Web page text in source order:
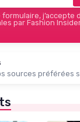
j’accepte
par Fashion
sources préférées